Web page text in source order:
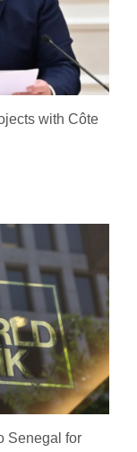
with Côte
Senegal for